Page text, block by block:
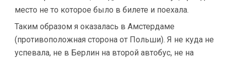
место не то которое было в билете и поехала.
Таким образом я оказалась в Амстердаме
(противоположная сторона от Польши). Я не куда не
успевала, не в Берлин на второй автобус, не на